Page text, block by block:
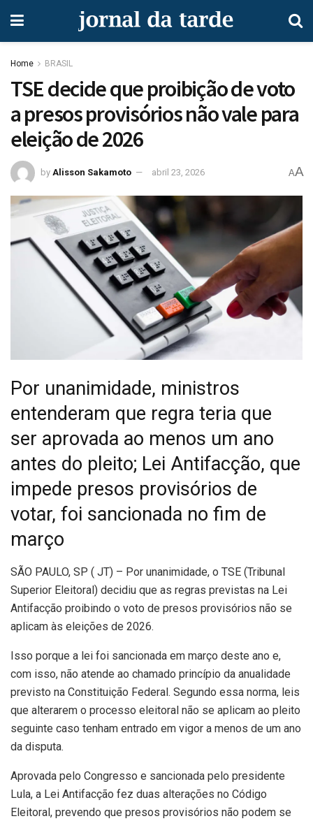
Home BRASIL
TSE decide que proibição de voto
a presos provisórios não vale para
eleição de 2026
by Alisson Sakamoto abril 23, 2026 AA
Por unanimidade, ministros
entenderam que regra teria que
ser aprovada ao menos um ano
antes do pleito; Lei Antifacção, que
impede presos provisórios de
votar, foi sancionada no fim de
março
SÃO PAULO, SP ( JT) – Por unanimidade, o TSE (Tribunal
Superior Eleitoral) decidiu que as regras previstas na Lei
Antifacção proibindo o voto de presos provisórios não se
aplicam às eleições de 2026.
Isso porque a lei foi sancionada em março deste ano e,
com isso, não atende ao chamado princípio da anualidade
previsto na Constituição Federal. Segundo essa norma, leis
que alterarem o processo eleitoral não se aplicam ao pleito
seguinte caso tenham entrado em vigor a menos de um ano
da disputa.
Aprovada pelo Congresso e sancionada pelo presidente
Lula, a Lei Antifacção fez duas alterações no Código
Eleitoral, prevendo que presos provisórios não podem se